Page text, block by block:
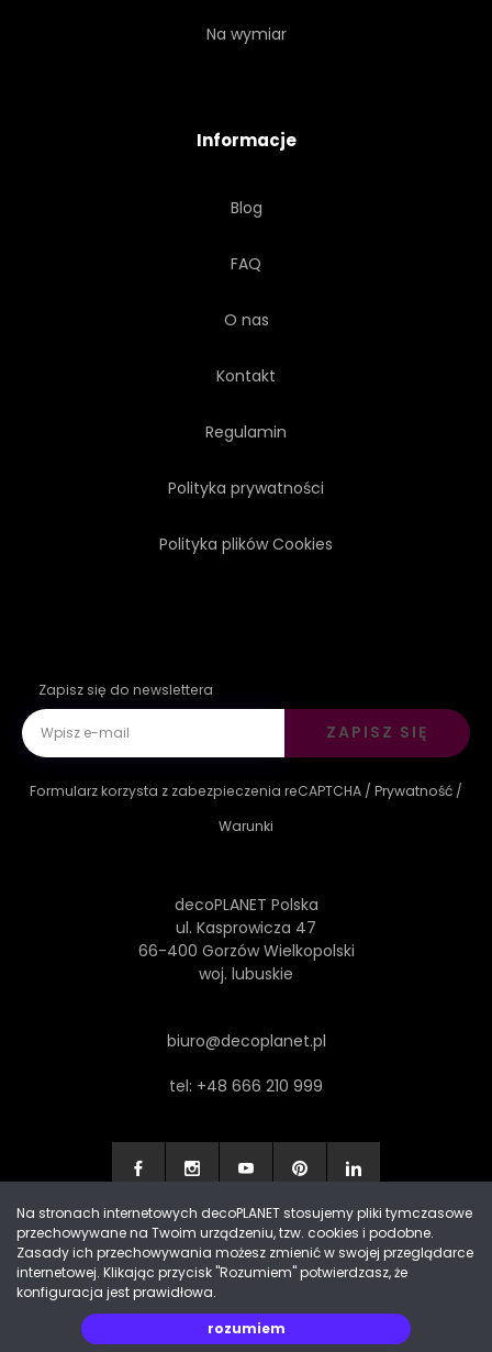
Na wymiar
Informacje
Blog
FAQ
O nas
Kontakt
Regulamin
Polityka prywatności
Polityka plików Cookies
Zapisz się do newslettera
ZAPISZ SIĘ
Formularz korzysta z zabezpieczenia reCAPTCHA / Prywatność /
Warunki
decoPLANET Polska
ul. Kasprowicza 47
66-400 Gorzów Wielkopolski
woj. lubuskie
biuro@decoplanet.pl
tel: +48 666 210 999
Made with by Progres Media & decoPLANET
Na stronach internetowych decoPLANET stosujemy pliki tymczasowe
przechowywane na Twoim urządzeniu, tzw. cookies i podobne.
Zasady ich przechowywania możesz zmienić w swojej przeglądarce
internetowej. Klikając przycisk "Rozumiem" potwierdzasz, że
konfiguracja jest prawidłowa.
rozumiem